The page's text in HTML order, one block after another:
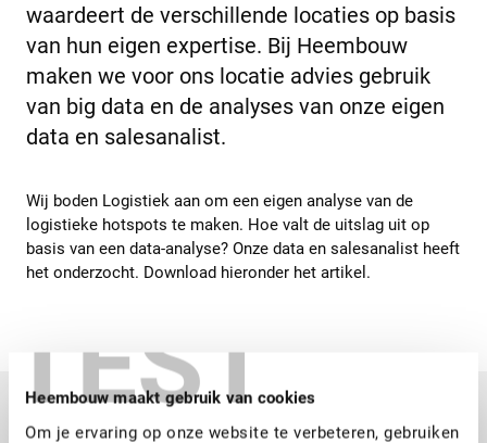
TEST
Heembouw maakt gebruik van cookies
Om je ervaring op onze website te verbeteren, gebruiken
waardeert de verschillende locaties op basis
van hun eigen expertise. Bij Heembouw
maken we voor ons locatie advies gebruik
van big data en de analyses van onze eigen
data en salesanalist.
Wij boden Logistiek aan om een eigen analyse van de
logistieke hotspots te maken. Hoe valt de uitslag uit op
basis van een data-analyse? Onze data en salesanalist heeft
het onderzocht. Download hieronder het artikel.